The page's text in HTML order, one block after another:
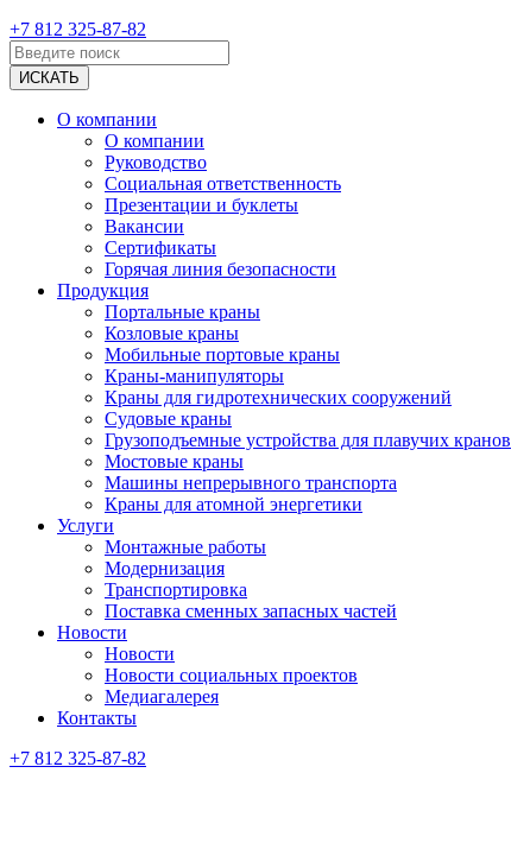
+7 812 325-87-82
О компании
О компании
Руководство
Социальная ответственность
Презентации и буклеты
Вакансии
Сертификаты
Горячая линия безопасности
Продукция
Портальные краны
Козловые краны
Мобильные портовые краны
Краны-манипуляторы
Краны для гидротехнических сооружений
Судовые краны
Грузоподъемные устройства для плавучих кранов
Мостовые краны
Машины непрерывного транспорта
Краны для атомной энергетики
Услуги
Монтажные работы
Модернизация
Транспортировка
Поставка сменных запасных частей
Новости
Новости
Новости социальных проектов
Медиагалерея
Контакты
+7 812 325-87-82